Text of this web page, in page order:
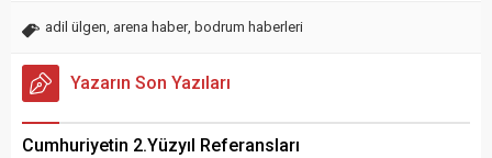
adil ülgen, arena haber, bodrum haberleri
Yazarın Son Yazıları
Cumhuriyetin 2.Yüzyıl Referansları